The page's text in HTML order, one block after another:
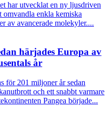
har utvecklat en ny ljusdriven
omvandla enkla kemiska
av avancerade molekyler....
härjades Europa av
år
för 201 miljoner år sedan
och ett snabbt varmare
Pangea började...